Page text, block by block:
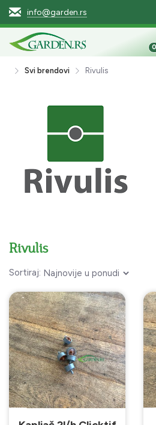
info@garden.rs
0
Svi brendovi Rivulis
Rivulis
Sortiraj: